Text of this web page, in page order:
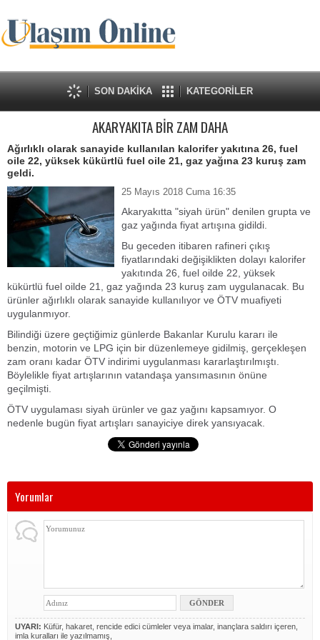
SON DAKİKA KATEGORİLER
AKARYAKITA BİR ZAM DAHA
Ağırlıklı olarak sanayide kullanılan kalorifer yakıtına 26, fuel
oile 22, yüksek kükürtlü fuel oile 21, gaz yağına 23 kuruş zam
geldi.
25 Mayıs 2018 Cuma 16:35
Akaryakıtta "siyah ürün" denilen grupta ve
gaz yağında fiyat artışına gidildi.
Bu geceden itibaren rafineri çıkış
fiyatlarındaki değişiklikten dolayı kalorifer
yakıtında 26, fuel oilde 22, yüksek
kükürtlü fuel oilde 21, gaz yağında 23 kuruş zam uygulanacak. Bu
ürünler ağırlıklı olarak sanayide kullanılıyor ve ÖTV muafiyeti
uygulanmıyor.
Bilindiği üzere geçtiğimiz günlerde Bakanlar Kurulu kararı ile
benzin, motorin ve LPG için bir düzenlemeye gidilmiş, gerçekleşen
zam oranı kadar ÖTV indirimi uygulanması kararlaştırılmıştı.
Böylelikle fiyat artışlarının vatandaşa yansımasının önüne
geçilmişti.
ÖTV uygulaması siyah ürünler ve gaz yağını kapsamıyor. O
nedenle bugün fiyat artışları sanayiciye direk yansıyacak.
Yorumlar
UYARI: Küfür, hakaret, rencide edici cümleler veya imalar, inançlara saldırı içeren,
imla kuralları ile yazılmamış,